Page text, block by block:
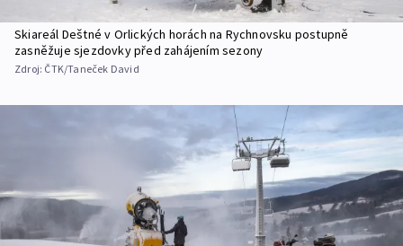
Skiareál Deštné v Orlických horách na Rychnovsku postupně
zasněžuje sjezdovky před zahájením sezony
Zdroj: ČTK/Taneček David